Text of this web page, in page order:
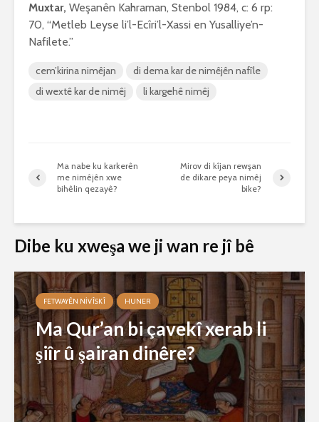
Muxtar, Weşanên Kahraman, Stenbol 1984, c: 6 rp:
70, “Metleb Leyse li’l-Ecîri’l-Xassi en Yusalliye’n-
Nafilete.”
cem’kirina nimêjan
di dema kar de nimêjên nafîle
di wextê kar de nimêj
li kargehê nimêj
Ma nabe ku karkerên
me nimêjên xwe
bihêlin qezayê?
Mirov di kîjan rewşan
de dikare peya nimêj
bike?
Dibe ku xweşa we ji wan re jî bê
FETWAYÊN NIVÎSKÎ HUNER
Ma Qur’an bi çavekî xerab li
şiîr û şairan dinêre?